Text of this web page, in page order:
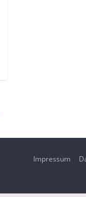
Impressum